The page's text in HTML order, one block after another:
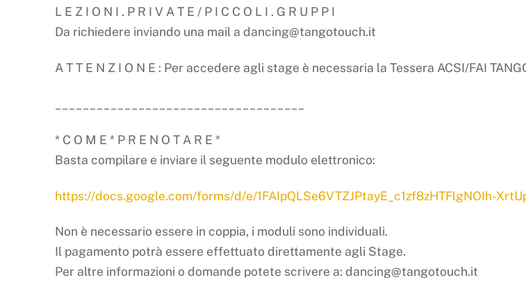
L E Z I O N I . P R I V A T E / P I C C O L I . G R U P P I
Da richiedere inviando una mail a dancing@tangotouch.it
A T T E N Z I O N E : Per accedere agli stage è necessaria la Tessera ACSI/FAI
* C O M E * P R E N O T A R E *
Basta compilare e inviare il seguente modulo elettronico:
https://docs.google.com/forms/d/e/1FAIpQLSe6VTZJPtayE_c1zf8zHTFlgNOIh-
Non è necessario essere in coppia, i moduli sono individuali.
Il pagamento potrà essere effettuato direttamente agli Stage.
Per altre informazioni o domande potete scrivere a: dancing@tangotouch.it